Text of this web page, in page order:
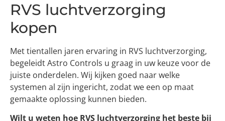
RVS luchtverzorging
kopen
Met tientallen jaren ervaring in RVS luchtverzorging,
begeleidt Astro Controls u graag in uw keuze voor de
juiste onderdelen. Wij kijken goed naar welke
systemen al zijn ingericht, zodat we een op maat
gemaakte oplossing kunnen bieden.
Wilt u weten hoe RVS luchtverzorging het beste bij